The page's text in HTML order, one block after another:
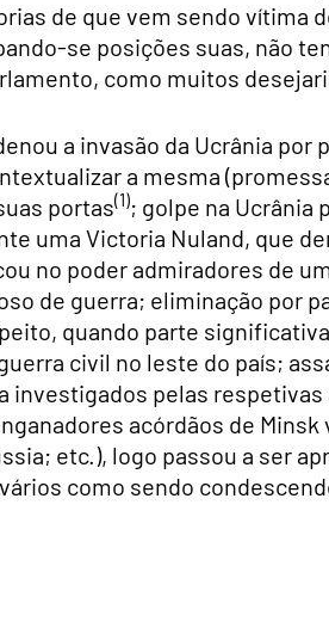
de que vem sendo vítima
se posições suas, não
como muitos
a invasão da Ucrânia por
a mesma
portas(1); golpe na Ucrânia
uma Victoria Nuland, que
no poder admiradores de
de guerra; eliminação por
quando parte
civil no leste do país;
investigados pelas
acórdãos de Minsk
etc.), logo passou a ser
como sendo